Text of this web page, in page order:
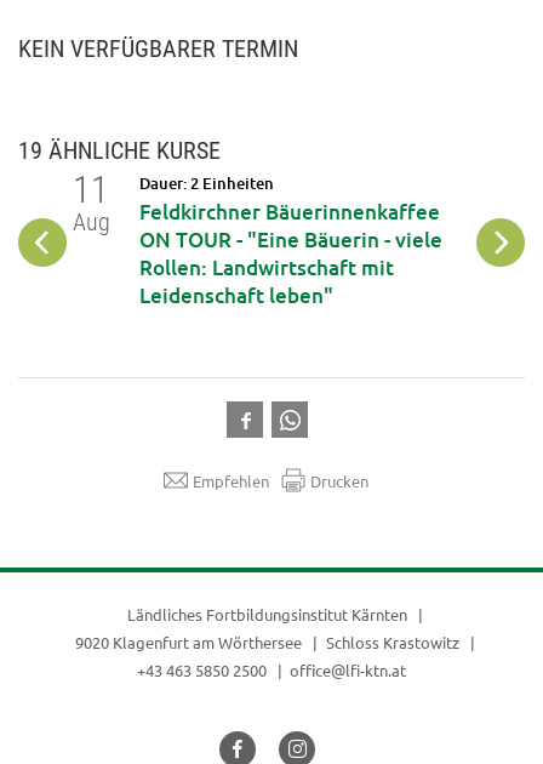
KEIN VERFÜGBARER TERMIN
19 ÄHNLICHE KURSE
DIY
11
Aug
Dauer: 2 Einheiten
Feldkirchner Bäuerinnenkaffee
ON TOUR - "Eine Bäuerin - viele
Rollen: Landwirtschaft mit
Leidenschaft leben"
Aug
Empfehlen Drucken
Ländliches Fortbildungsinstitut Kärnten
9020 Klagenfurt am Wörthersee
Schloss Krastowitz
+43 463 5850 2500
office@lfi-ktn.at